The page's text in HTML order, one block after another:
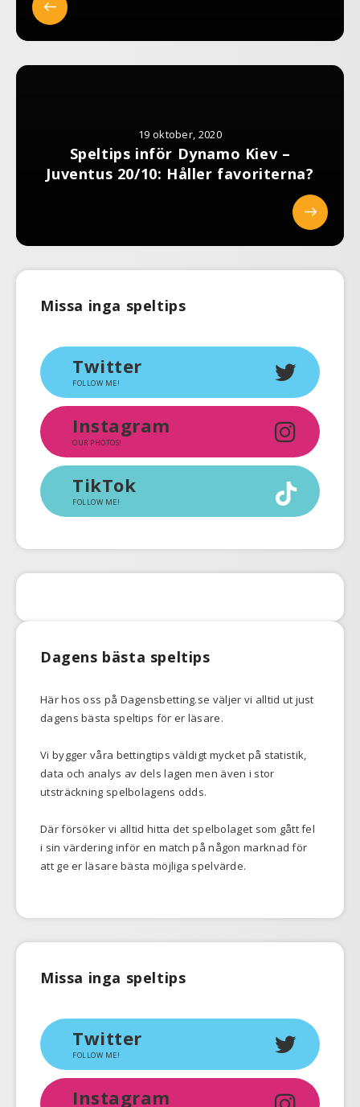
19 oktober, 2020
Speltips inför Dynamo Kiev –
Juventus 20/10: Håller favoriterna?
Missa inga speltips
Twitter
FOLLOW ME!
Instagram
OUR PHOTOS!
TikTok
FOLLOW ME!
Dagens bästa speltips
Här hos oss på Dagensbetting.se väljer vi alltid ut just
dagens bästa speltips för er läsare.
Vi bygger våra bettingtips väldigt mycket på statistik,
data och analys av dels lagen men även i stor
utsträckning spelbolagens odds.
Där försöker vi alltid hitta det spelbolaget som gått fel
i sin värdering inför en match på någon marknad för
att ge er läsare bästa möjliga spelvärde.
Missa inga speltips
Twitter
FOLLOW ME!
Instagram